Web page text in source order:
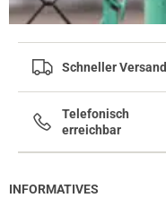
Passt wie immer
Kerstin A.
Schneller Versand
Telefonisch
erreichbar
INFORMATIVES